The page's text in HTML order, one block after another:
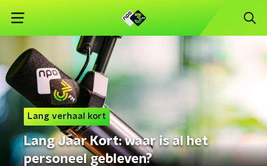
Lang verhaal kort
Lang Jaar Kort: waar is al het
personeel gebleven?